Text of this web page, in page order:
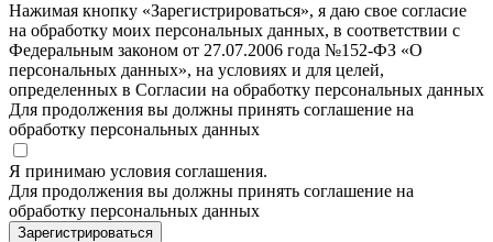
Нажимая кнопку «Зарегистрироваться», я даю свое согласие
на обработку моих персональных данных, в соответствии с
Федеральным законом от 27.07.2006 года №152-ФЗ «О
персональных данных», на условиях и для целей,
определенных в Согласии на обработку персональных данных
Для продолжения вы должны принять соглашение на
обработку персональных данных
Я принимаю условия соглашения.
Для продолжения вы должны принять соглашение на
обработку персональных данных
Зарегистрироваться